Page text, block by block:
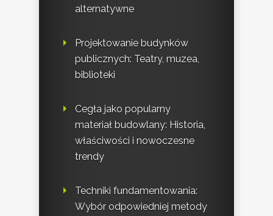
alternatywne
Projektowanie budynków
publicznych: Teatry, muzea,
biblioteki
Cegła jako popularny
materiał budowlany: Historia,
właściwości i nowoczesne
trendy
Techniki fundamentowania:
Wybór odpowiedniej metody